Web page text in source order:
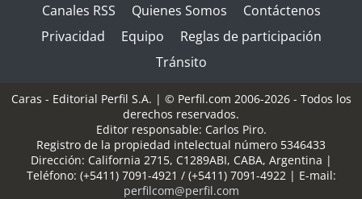
Canales RSS Quienes Somos
Contáctenos
Privacidad
Equipo
Reglas de participación
Tránsito
Caras - Editorial Perfil S.A. | © Perfil.com 2006-2026 - Todos los
derechos reservados.
Editor responsable: Carlos Piro.
Registro de la propiedad intelectual número 5346433
Dirección: California 2715, C1289ABI, CABA, Argentina |
Teléfono: (+5411) 7091-4921 / (+5411) 7091-4922| E-mail:
perfilcom@perfil.com